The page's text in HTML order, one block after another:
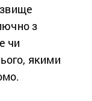
з
чи
якими